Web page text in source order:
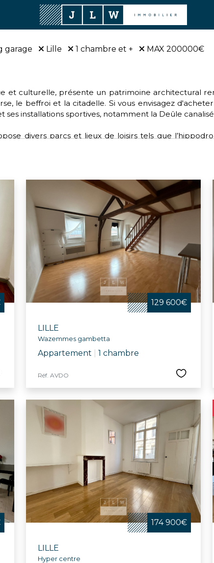
garage Lille 1 chambre et + MAX 200000€
et culturelle, présente un patrimoine architectural
le beffroi et la citadelle. Si vous envisagez
ses installations sportives, notamment la Deûle
divers parcs et lieux de loisirs tels que
Pour les amateurs de sports, Lille offre une
actions environnementales, de santé, d'éducation et
bonnet rose” pour les femmes atteintes d'un cancer
la ville propose tout au long de l'année des
pour l’école Vanoverschelde et la semaine
et sportives, comprenant le Palais des
Jeannine-Manuel, Lille offre un cadre idéal pour
129 600€
LILLE
Wazemmes gambetta
Appartement 1 chambre
Réf. AVDO
174 900€
LILLE
Hyper centre